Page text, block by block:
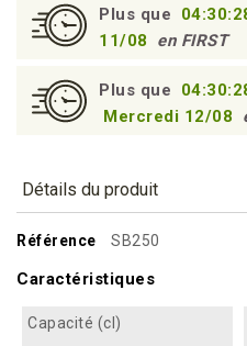
Plus que
11/08
en FIRST
Plus que
Mercredi 12/08
Détails du produit
Référence SB250
Caractéristiques
Capacité (cl)